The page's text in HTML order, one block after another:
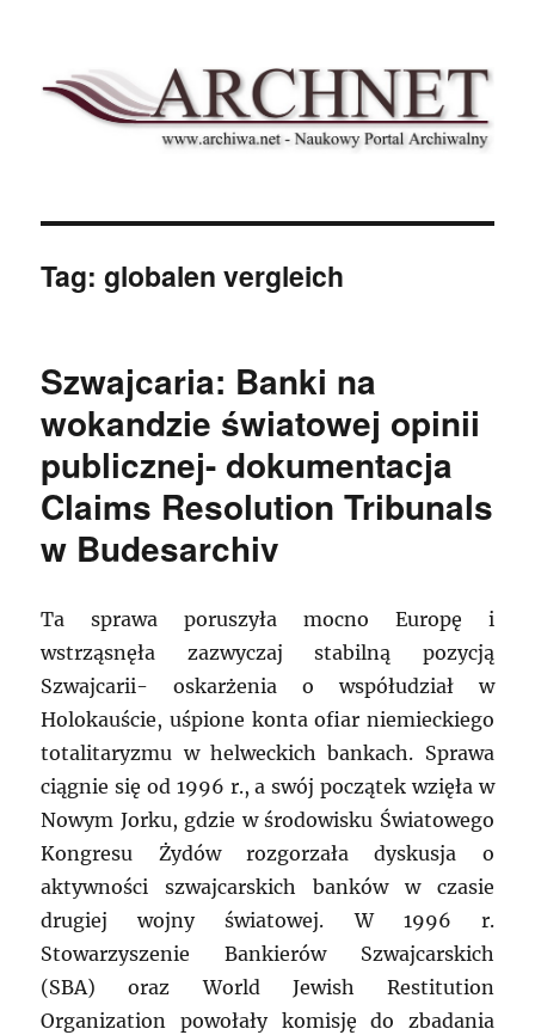
Archnet
Tag:globalen vergleich
Szwajcaria: Banki na
wokandzie światowej opinii
publicznej- dokumentacja
Claims Resolution Tribunals
w Budesarchiv
Ta sprawa poruszyła mocno Europę i
wstrząsnęła zazwyczaj stabilną pozycją
Szwajcarii- oskarżenia o współudział w
Holokauście, uśpione konta ofiar niemieckiego
totalitaryzmu w helweckich bankach. Sprawa
ciągnie się od 1996 r., a swój początek wzięła w
Nowym Jorku, gdzie w środowisku Światowego
Kongresu Żydów rozgorzała dyskusja o
aktywności szwajcarskich banków w czasie
drugiej wojny światowej. W 1996 r.
Stowarzyszenie Bankierów Szwajcarskich
(SBA) oraz World Jewish Restitution
Organization powołały komisję do zbadania